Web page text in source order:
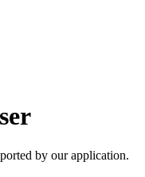
by our application.